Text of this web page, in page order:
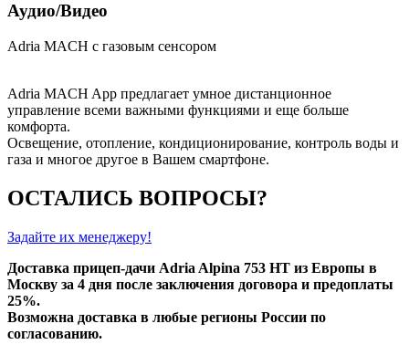
Аудио/Видео
Adria MACH с газовым сенсором
Adria MACH App предлагает умное дистанционное
управление всеми важными функциями и еще больше
комфорта.
Освещение, отопление, кондиционирование, контроль воды и
газа и многое другое в Вашем смартфоне.
ОСТАЛИСЬ ВОПРОСЫ?
Задайте их менеджеру!
Доставка прицеп-дачи Adria Alpina 753 HT из Европы в
Москву за 4 дня после заключения договора и предоплаты
25%.
Возможна доставка в любые регионы России по
согласованию.